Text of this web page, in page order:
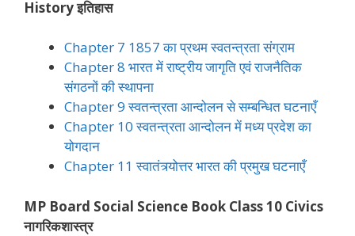
History इतिहास
Chapter 7 1857 का प्रथम स्वतन्त्रता संग्राम
Chapter 8 भारत में राष्ट्रीय जागृति एवं राजनैतिक
संगठनों की स्थापना
Chapter 9 स्वतन्त्रता आन्दोलन से सम्बन्धित घटनाएँ
Chapter 10 स्वतन्त्रता आन्दोलन में मध्य प्रदेश का
योगदान
Chapter 11 स्वातंत्र्योत्तर भारत की प्रमुख घटनाएँ
MP Board Social Science Book Class 10 Civics
नागरिकशास्त्र